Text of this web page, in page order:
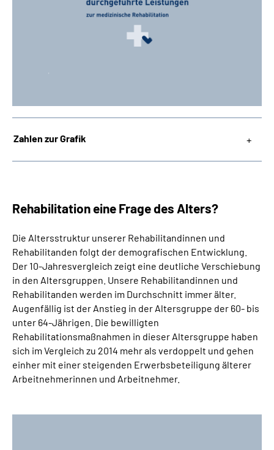
Zahlen zur Grafik
Rehabilitation eine Frage des Alters?
Die Altersstruktur unserer Rehabilitandinnen und
Rehabilitanden folgt der demografischen Entwicklung.
Der 10-Jahresvergleich zeigt eine deutliche Verschiebung
in den Altersgruppen. Unsere Rehabilitandinnen und
Rehabilitanden werden im Durchschnitt immer älter.
Augenfällig ist der Anstieg in der Altersgruppe der 60- bis
unter 64-Jährigen. Die bewilligten
Rehabilitationsmaßnahmen in dieser Altersgruppe haben
sich im Vergleich zu 2014 mehr als verdoppelt und gehen
einher mit einer steigenden Erwerbsbeteiligung älterer
Arbeitnehmerinnen und Arbeitnehmer.